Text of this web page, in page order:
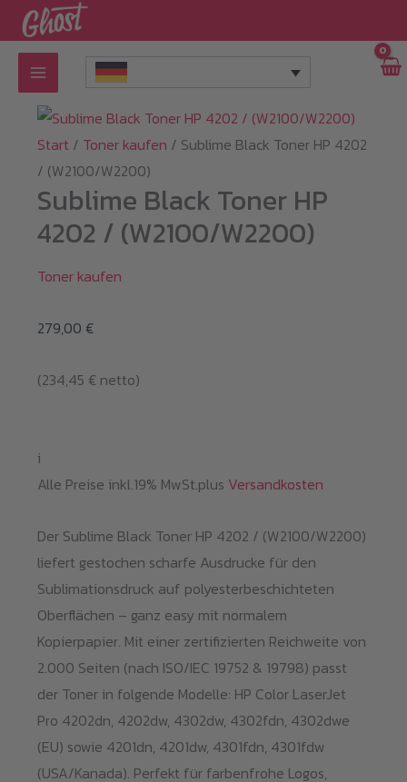
Zum
Inhalt
springen
Start / Toner kaufen / Sublime Black Toner HP 4202
/ (W2100/W2200)
Sublime Black Toner HP
4202 / (W2100/W2200)
Toner kaufen
279,00 €
(234,45 €netto)
i
Alle Preise inkl.19% MwSt.plus Versandkosten
Der Sublime Black Toner HP 4202 / (W2100/W2200)
liefert gestochen scharfe Ausdrucke für den
Sublimationsdruck auf polyesterbeschichteten
Oberflächen – ganz easy mit normalem
Kopierpapier. Mit einer zertifizierten Reichweite von
2.000 Seiten (nach ISO/IEC 19752 & 19798) passt
der Toner in folgende Modelle: HP Color LaserJet
Pro 4202dn, 4202dw, 4302dw, 4302fdn, 4302dwe
(EU) sowie 4201dn, 4201dw, 4301fdn, 4301fdw
(USA/Kanada). Perfekt für farbenfrohe Logos,